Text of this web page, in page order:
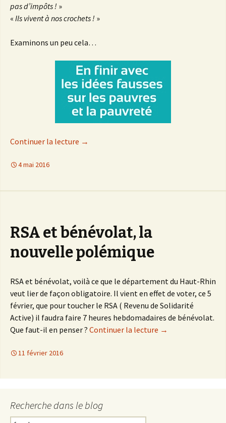
pas d’impôts ! »
« Ils vivent à nos crochets ! »
Examinons un peu cela…
Continuer la lecture de
→
4 mai 2016
RSA et bénévolat, la
nouvelle polémique
RSA et bénévolat, voilà ce que le département du Haut-Rhin
veut lier de façon obligatoire. Il vient en effet de voter, ce 5
février, que pour toucher le RSA ( Revenu de Solidarité
Active) il faudra faire 7 heures hebdomadaires de bénévolat.
Que faut-il en penser ? Continuer la lecture de
→
11 février 2016
Recherche dans le blog